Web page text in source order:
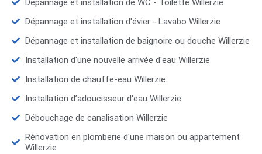
Dépannage et installation de WC - Toilette Willerzie
Dépannage et installation d'évier - Lavabo Willerzie
Dépannage et installation de baignoire ou douche Willerzie
Installation d'une nouvelle arrivée d'eau Willerzie
Installation de chauffe-eau Willerzie
Installation d’adoucisseur d'eau Willerzie
Débouchage de canalisation Willerzie
Rénovation en plomberie d'une maison ou appartement
Willerzie